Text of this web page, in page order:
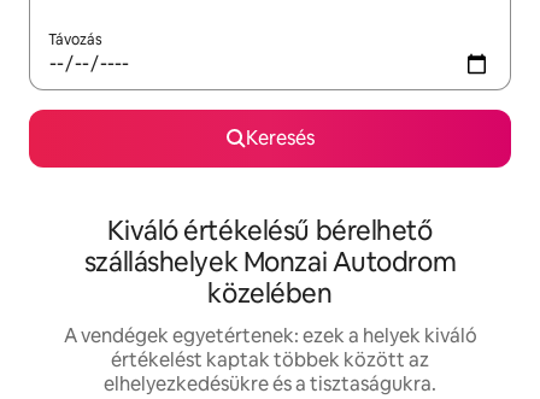
Távozás
Keresés
Kiváló értékelésű bérelhető
szálláshelyek Monzai Autodrom
közelében
A vendégek egyetértenek: ezek a helyek kiváló
értékelést kaptak többek között az
elhelyezkedésükre és a tisztaságukra.